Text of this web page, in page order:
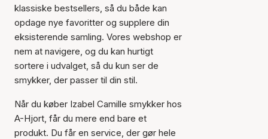
klassiske bestsellers, så du både kan
opdage nye favoritter og supplere din
eksisterende samling. Vores webshop er
nem at navigere, og du kan hurtigt
sortere i udvalget, så du kun ser de
smykker, der passer til din stil.
Når du køber Izabel Camille smykker hos
A-Hjort, får du mere end bare et
produkt. Du får en service, der gør hele